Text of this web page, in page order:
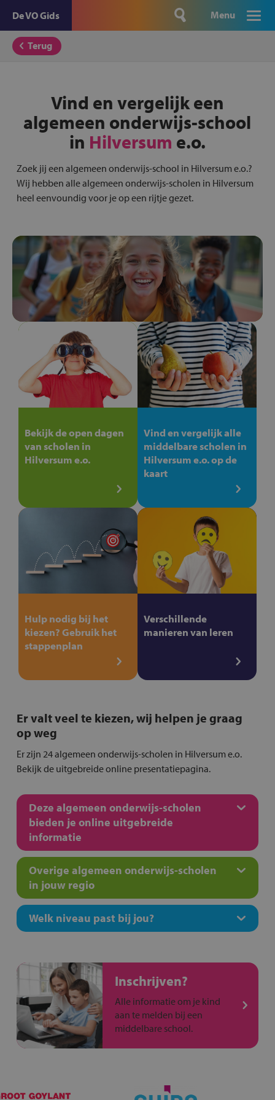
De VO Gids Menu
Terug
Vind en vergelijk een
algemeen onderwijs-school
in Hilversum e.o.
Zoek jij een algemeen onderwijs-school in Hilversum e.o.?
Wij hebben alle algemeen onderwijs-scholen in Hilversum
heel eenvoundig voor je op een rijtje gezet.
Bekijk de open dagen
van scholen in
Hilversum e.o.
Vind en vergelijk alle
middelbare scholen in
Hilversum e.o. op de
kaart
Hulp nodig bij het
kiezen? Gebruik het
stappenplan
Verschillende
manieren van leren
Er valt veel te kiezen, wij helpen je graag
op weg
Er zijn 24 algemeen onderwijs-scholen in Hilversum e.o.
Bekijk de uitgebreide online presentatiepagina.
Deze algemeen onderwijs-scholen
bieden je online uitgebreide
informatie
Overige algemeen onderwijs-scholen
in jouw regio
Welk niveau past bij jou?
Inschrijven?
Alle informatie om je kind
aan te melden bij een
middelbare school.